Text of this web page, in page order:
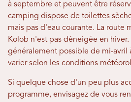
à septembre et peuvent être
camping dispose de toilettes
mais pas d'eau courante. La route
Kolob n'est pas déneigée en
généralement possible de mi-avril
varier selon les conditions
Si quelque chose d'un peu plus
programme, envisagez de vous